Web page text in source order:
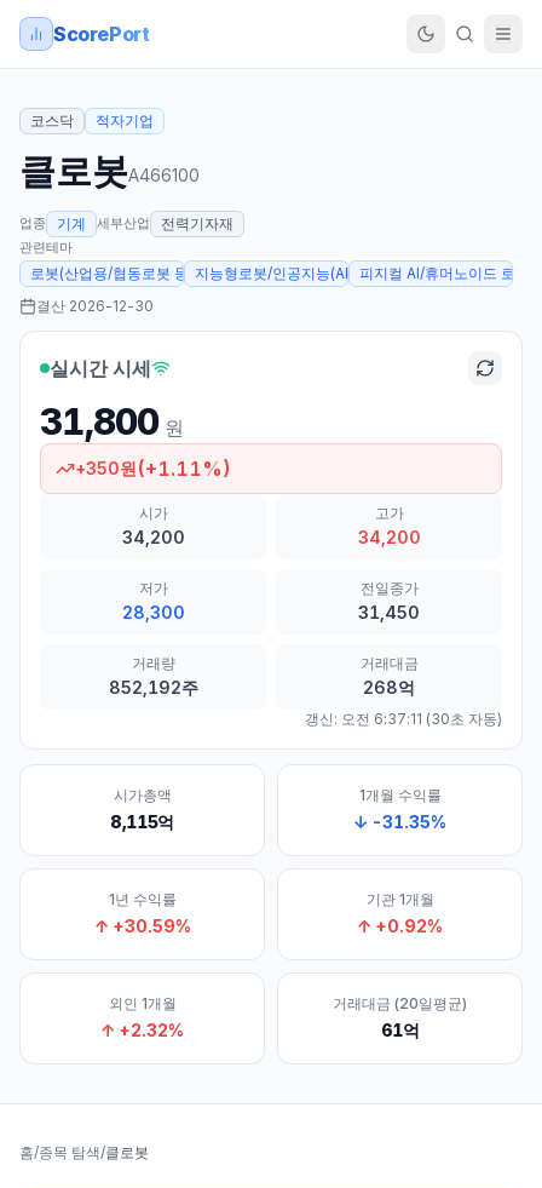
ScorePort
코스닥 적자기업
클로봇A466100
업종 기계 세부산업 전력기자재
관련테마
로봇(산업용/협동로봇 등) 지능형로봇/인공지능(AI)
피지컬 AI/휴머노이드 로봇
결산 2026-12-30
실시간 시세
31,800 원
+350원(+1.11%)
시가
34,200
고가
34,200
저가
28,300
전일종가
31,450
거래량
852,192주
거래대금
268억
갱신: 오전 6:37:11 (30초 자동)
시가총액
8,115억
1개월 수익률
↓ -31.35%
1년 수익률
↑ +30.59%
기관 1개월
↑ +0.92%
외인 1개월
↑ +2.32%
거래대금 (20일평균)
61억
홈/종목 탐색/클로봇